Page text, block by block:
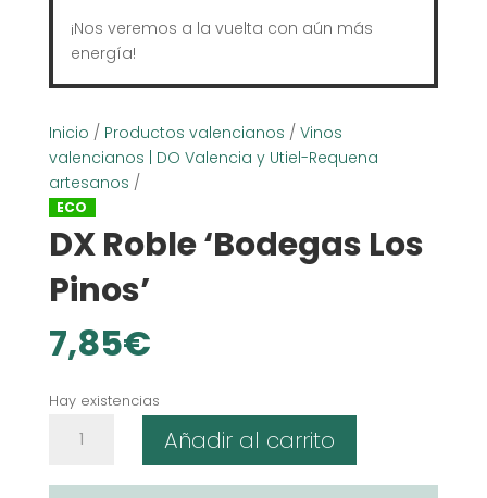
¡Nos veremos a la vuelta con aún más
energía!
Inicio / Productos valencianos / Vinos
valencianos | DO Valencia y Utiel-Requena
artesanos /
ECO
DX Roble ‘Bodegas Los
Pinos’
7,85€
Hay existencias
Roble
Añadir al carrito